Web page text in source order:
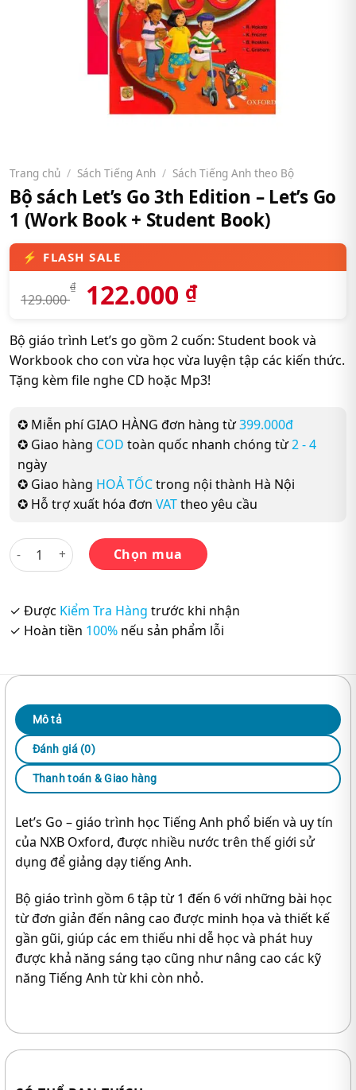
Trang chủ / Sách Tiếng Anh / Sách Tiếng Anh theo Bộ
Bộ sách Let’s Go 3th Edition – Let’s Go
1 (Work Book + Student Book)
129.000
₫ 122.000 ₫
Bộ giáo trình Let’s go gồm 2 cuốn: Student book và
Workbook cho con vừa học vừa luyện tập các kiến thức.
Tặng kèm file nghe CD hoặc Mp3!
✪ Miễn phí GIAO HÀNG đơn hàng từ399.000đ
✪ Giao hàng COD toàn quốc nhanh chóng từ2 - 4
ngày
✪ Giao hàng HOẢ TỐCtrong nội thành Hà Nội
✪ Hỗ trợ xuất hóa đơn VATtheo yêu cầu
Bộ sách Let’s Go 3th Edition – Let’s Go 1 (Work Book +
Chọn mua
✓ Được Kiểm Tra Hàng trước khi nhận
✓ Hoàn tiền 100% nếu sản phẩm lỗi
Mô tả
Đánh giá (0)
Thanh toán & Giao hàng
Let’s Go – giáo trình học Tiếng Anh phổ biến và uy tín
của NXB Oxford, được nhiều nước trên thế giới sử
dụng để giảng dạy tiếng Anh.
Bộ giáo trình gồm 6 tập từ 1 đến 6 với những bài học
từ đơn giản đến nâng cao được minh họa và thiết kế
gần gũi, giúp các em thiếu nhi dễ học và phát huy
được khả năng sáng tạo cũng như nâng cao các kỹ
năng Tiếng Anh từ khi còn nhỏ.